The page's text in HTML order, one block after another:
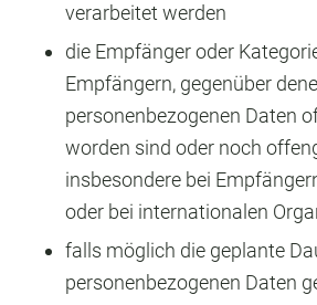
verarbeitet werden
die Empfänger oder
Empfängern, gegenüber
personenbezogenen Daten
worden sind oder noch
insbesondere bei
oder bei internationalen
falls möglich die geplante
personenbezogenen Daten